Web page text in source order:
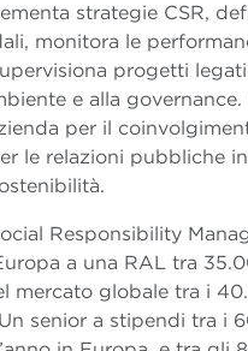
strategie CSR,
monitora le
progetti
e alla governance.
per il
le relazioni pubbliche
Responsibility
a una RAL tra
mercato globale tra i
senior a stipendi tra i